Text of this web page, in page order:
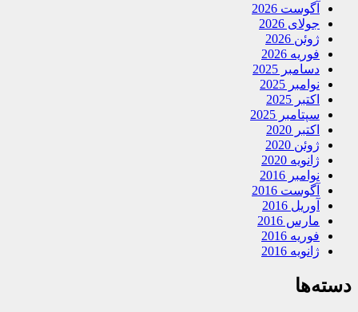
آگوست 2026
جولای 2026
ژوئن 2026
فوریه 2026
دسامبر 2025
نوامبر 2025
اکتبر 2025
سپتامبر 2025
اکتبر 2020
ژوئن 2020
ژانویه 2020
نوامبر 2016
آگوست 2016
آوریل 2016
مارس 2016
فوریه 2016
ژانویه 2016
دسته‌ها